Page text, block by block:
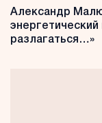
Александр
разлагаться…»